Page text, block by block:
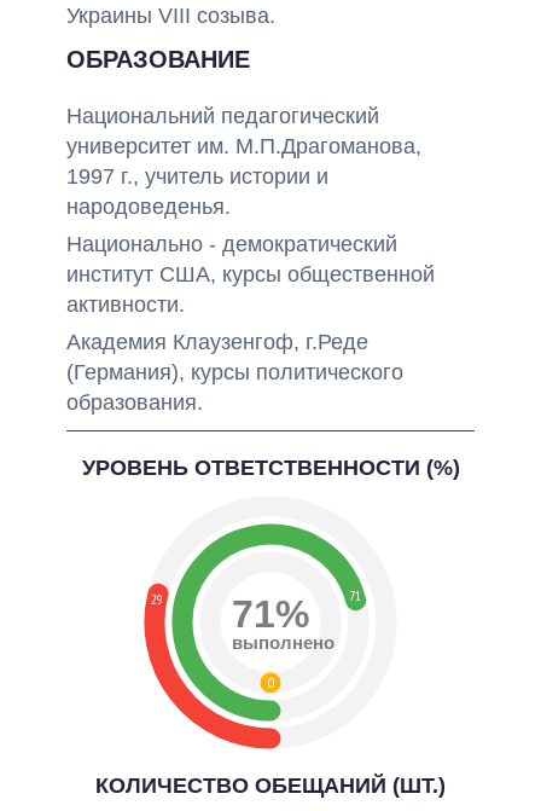
Украины VIII созыва.
ОБРАЗОВАНИЕ
Национальний педагогический
университет им. М.П.Драгоманова,
1997 г., учитель истории и
народоведенья.
Национально - демократический
институт США, курсы общественной
активности.
Академия Клаузенгоф, г.Реде
(Германия), курсы политического
образования.
УРОВЕНЬ ОТВЕТСТВЕННОСТИ (%)
29 71
0
71%
выполнено
КОЛИЧЕСТВО ОБЕЩАНИЙ (ШТ.)